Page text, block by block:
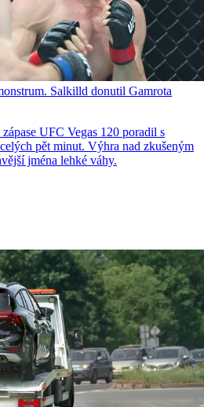
Salkilld donutil Gamrota
UFC Vegas 120 poradil s
pět minut. Výhra nad zkušeným
jména lehké váhy.